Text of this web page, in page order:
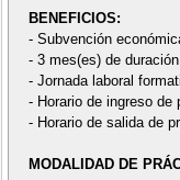
BENEFICIOS:
- Subvención
- 3 mes(es) de
- Jornada laboral
- Horario de ingreso de
- Horario de salida de
MODALIDAD DE